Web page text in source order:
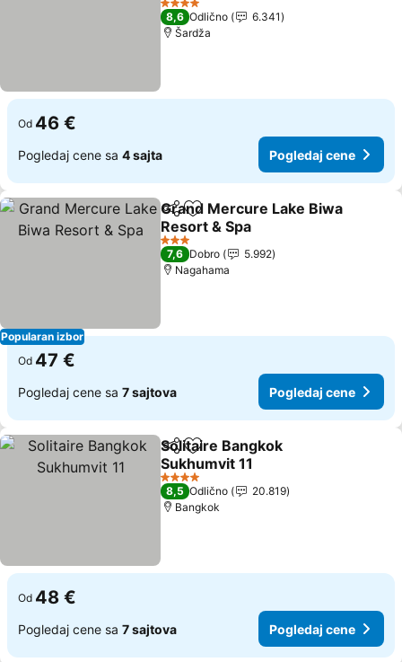
4 Zvezdice
8,6 Odlično
6.341
Šardža
Od 46 €
Pogledaj cene sa 4 sajta Pogledaj cene
Popularan izbor
Deli Dodati u favorite
Grand Mercure Lake Biwa
Resort & Spa
3 Zvezdice
7,6 Dobro
5.992
Nagahama
Od 47 €
Pogledaj cene sa 7 sajtova Pogledaj cene
Deli Dodati u favorite
Solitaire Bangkok
Sukhumvit 11
4 Zvezdice
8,5 Odlično
20.819
Bangkok
Od 48 €
Pogledaj cene sa 7 sajtova Pogledaj cene